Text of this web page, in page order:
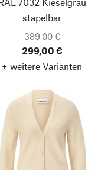
stapelbar
389,00 €
299,00 €
+ weitere Varianten